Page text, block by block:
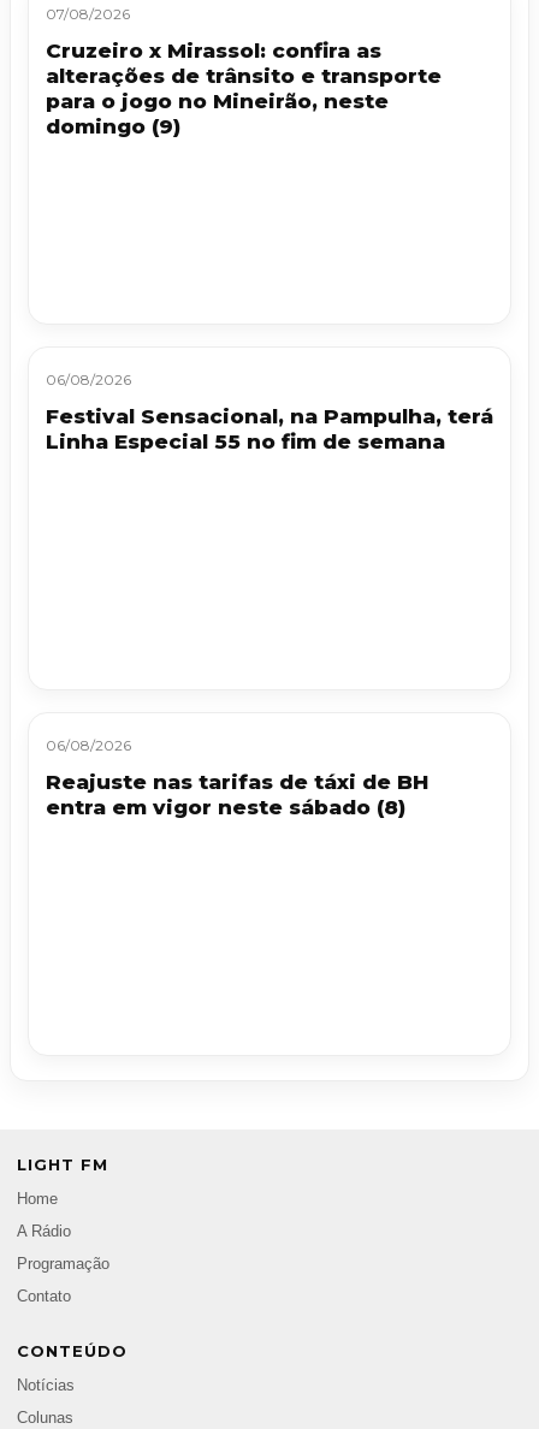
07/08/2026
Cruzeiro x Mirassol: confira as
alterações de trânsito e transporte
para o jogo no Mineirão, neste
domingo (9)
06/08/2026
Festival Sensacional, na Pampulha, terá
Linha Especial 55 no fim de semana
06/08/2026
Reajuste nas tarifas de táxi de BH
entra em vigor neste sábado (8)
LIGHT FM
Home
A Rádio
Programação
Contato
CONTEÚDO
Notícias
Colunas